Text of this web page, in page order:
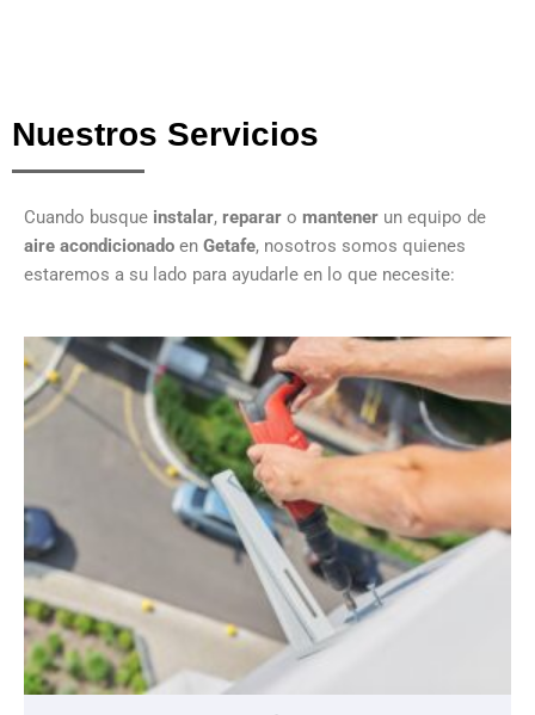
Nuestros Servicios
Cuando busque instalar, reparar o mantener un equipo de
aire acondicionado en Getafe, nosotros somos quienes
estaremos a su lado para ayudarle en lo que necesite: